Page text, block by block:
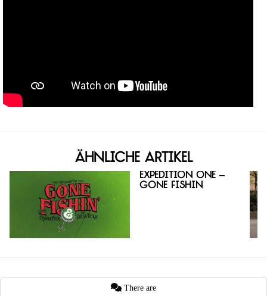
Ähnliche Artikel
Expedition One –
Gone Fishin